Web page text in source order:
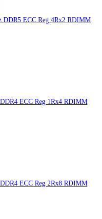
DDR5 ECC Reg 4Rx2 RDIMM
ECC Reg 1Rx4 RDIMM
ECC Reg 2Rx8 RDIMM